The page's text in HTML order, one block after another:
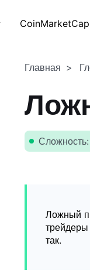
Главная
Сложность:
Ложный
трейдеры
так.